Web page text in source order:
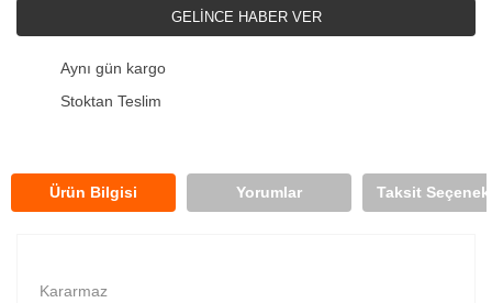
GELİNCE HABER VER
Aynı gün kargo
Stoktan Teslim
Ürün Bilgisi Yorumlar Taksit
Kararmaz